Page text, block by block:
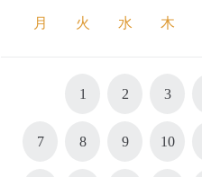
月 火 水 木
1 2 3
7 8 9 10